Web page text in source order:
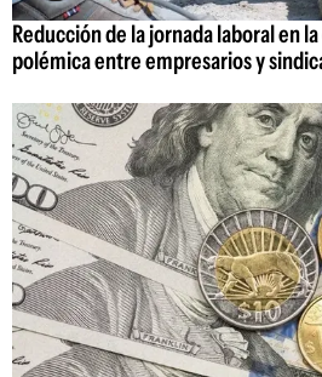
Reducción de la jornada laboral en
polémica entre empresarios y